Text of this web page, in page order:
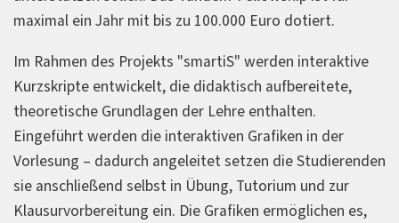
maximal ein Jahr mit bis zu 100.000 Euro dotiert.
Im Rahmen des Projekts "smartiS" werden interaktive
Kurzskripte entwickelt, die didaktisch aufbereitete,
theoretische Grundlagen der Lehre enthalten.
Eingeführt werden die interaktiven Grafiken in der
Vorlesung – dadurch angeleitet setzen die Studierenden
sie anschließend selbst in Übung, Tutorium und zur
Klausurvorbereitung ein. Die Grafiken ermöglichen es,